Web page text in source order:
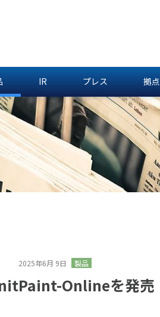
IR プレス 拠点
2025年6月 9日 製品
Onlineを発売